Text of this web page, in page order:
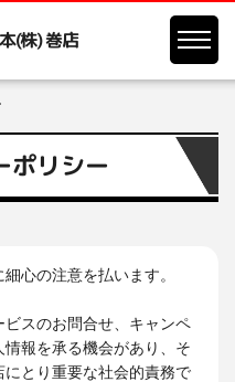
(株) 巻店
ポリシー
心の注意を払います。
スのお問合せ、キャンペ
報を承る機会があり、そ
とり重要な社会的責務で